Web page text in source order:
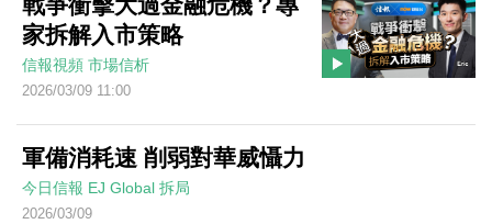
家拆解入市策略
信報視頻 市場信析
2026/03/09 11:00
軍備消耗速 削弱對華威懾力
今日信報 EJ Global 拆局
2026/03/09